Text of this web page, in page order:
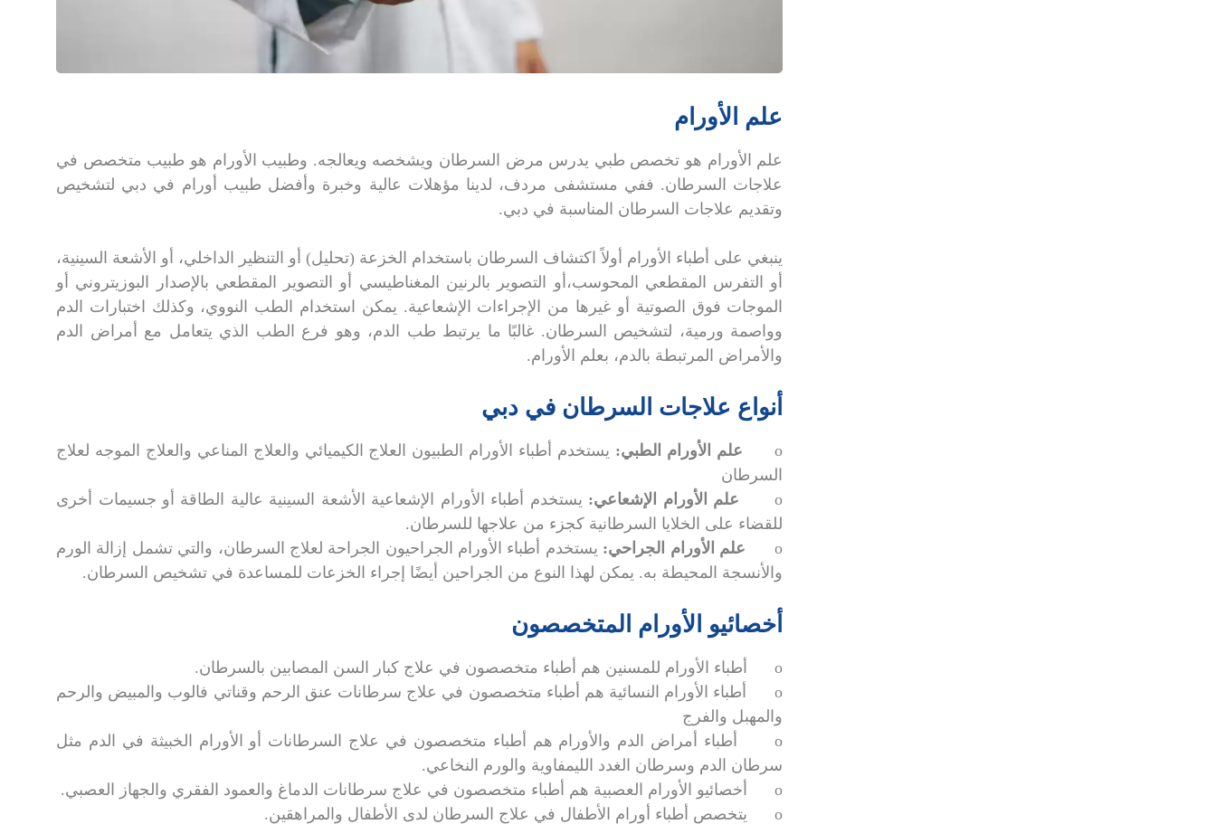
علم الأورام
علم الأورام هو تخصص طبي يدرس مرض السرطان ويشخصه ويعالجه. وطبيب الأورام هو طبيب متخصص في
علاجات السرطان. ففي مستشفى مردف، لدينا مؤهلات عالية وخبرة وأفضل طبيب أورام في دبي لتشخيص
وتقديم علاجات السرطان المناسبة في دبي.
ينبغي على أطباء الأورام أولاً اكتشاف السرطان باستخدام الخزعة (تحليل) أو التنظير الداخلي، أو الأشعة السينية،
أو التفرس المقطعي المحوسب،أو التصوير بالرنين المغناطيسي أو التصوير المقطعي بالإصدار البوزيتروني أو
الموجات فوق الصوتية أو غيرها من الإجراءات الإشعاعية. يمكن استخدام الطب النووي، وكذلك اختبارات الدم
وواصمة ورمية، لتشخيص السرطان. غالبًا ما يرتبط طب الدم، وهو فرع الطب الذي يتعامل مع أمراض الدم
والأمراض المرتبطة بالدم، بعلم الأورام.
أنواع علاجات السرطان في دبي
o علم الأورام الطبي: يستخدم أطباء الأورام الطبيون العلاج الكيميائي والعلاج المناعي والعلاج الموجه لعلاج
السرطان
o
علم الأورام الإشعاعي: يستخدم أطباء الأورام الإشعاعية الأشعة السينية عالية الطاقة أو جسيمات أخرى
للقضاء على الخلايا السرطانية كجزء من علاجها للسرطان.
o
علم الأورام الجراحي: يستخدم أطباء الأورام الجراحيون الجراحة لعلاج السرطان، والتي تشمل إزالة الورم
والأنسجة المحيطة به. يمكن لهذا النوع من الجراحين أيضًا إجراء الخزعات للمساعدة في تشخيص السرطان.
أخصائيو الأورام المتخصصون
o أطباء الأورام للمسنين هم أطباء متخصصون في علاج كبار السن المصابين بالسرطان.
o أطباء الأورام النسائية هم أطباء متخصصون في علاج سرطانات عنق الرحم وقناتي فالوب والمبيض والرحم
والمهبل والفرج
o أطباء أمراض الدم والأورام هم أطباء متخصصون في علاج السرطانات أو الأورام الخبيثة في الدم مثل
سرطان الدم وسرطان الغدد الليمفاوية والورم النخاعي.
o أخصائيو الأورام العصبية هم أطباء متخصصون في علاج سرطانات الدماغ والعمود الفقري والجهاز العصبي.
o يتخصص أطباء أورام الأطفال في علاج السرطان لدى الأطفال والمراهقين.